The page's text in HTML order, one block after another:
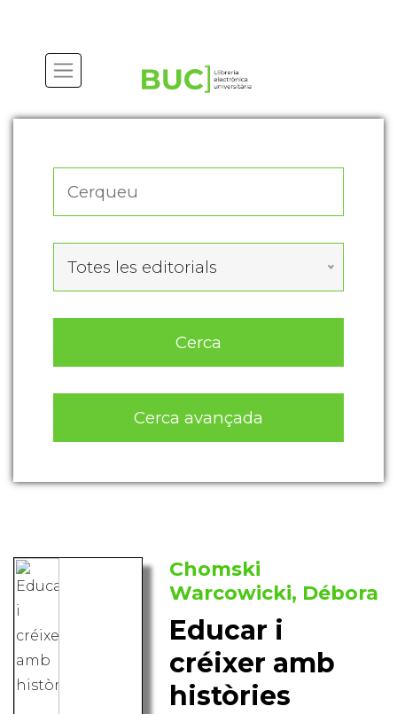
Totes les editorials
Cerca
Cerca avançada
Chomski
Warcowicki, Débora
Educar i
créixer amb
històries